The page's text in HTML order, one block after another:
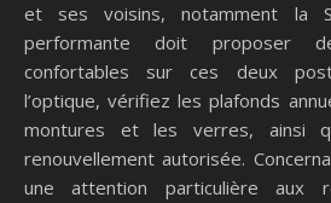
et ses voisins, notamment la
performante doit proposer
confortables sur ces deux
l’optique, vérifiez les plafonds
montures et les verres, ainsi
renouvellement autorisée.
une attention particulière aux